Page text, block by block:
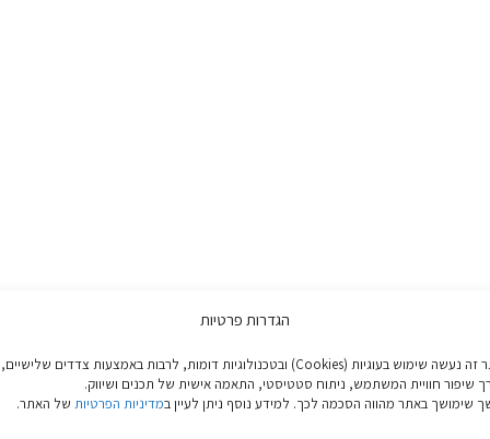
הגדרות פרטיות
באתר זה נעשה שימוש בעוגיות (Cookies) ובטכנולוגיות דומות, לרבות באמצעות צדדים שלישיים,
שיפור חוויית המשתמש, ניתוח סטטיסטי, התאמה אישית של תכנים ושיווק.
שימושך באתר מהווה הסכמה לכך. למידע נוסף ניתן לעיין במדיניות הפרטיות של האתר.